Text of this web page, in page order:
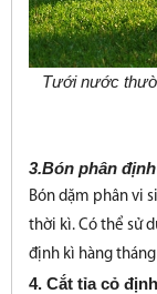
Tưới nước
3.Bón phân
Bón dặm phân vi
thời kì. Có thể sử
định kì hàng
4. Cắt tỉa cỏ